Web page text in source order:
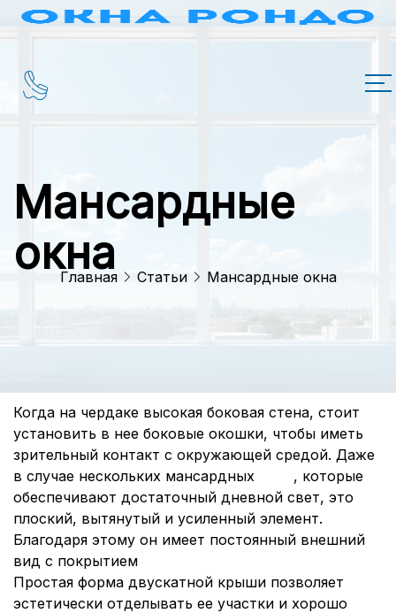
Мансардные
окна
Главная Статьи Мансардные окна
Когда на чердаке высокая боковая стена, стоит
установить в нее боковые окошки, чтобы иметь
зрительный контакт с окружающей средой. Даже
в случае нескольких мансардных
, которые
обеспечивают достаточный дневной свет, это
плоский, вытянутый и усиленный элемент.
Благодаря этому он имеет постоянный внешний
вид с покрытием
Простая форма двускатной крыши позволяет
эстетически отделывать ее участки и хорошо